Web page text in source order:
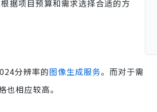
据项目预算和需求选择合适的方
分辨率的图像生成服务。而对于需
相应较高。